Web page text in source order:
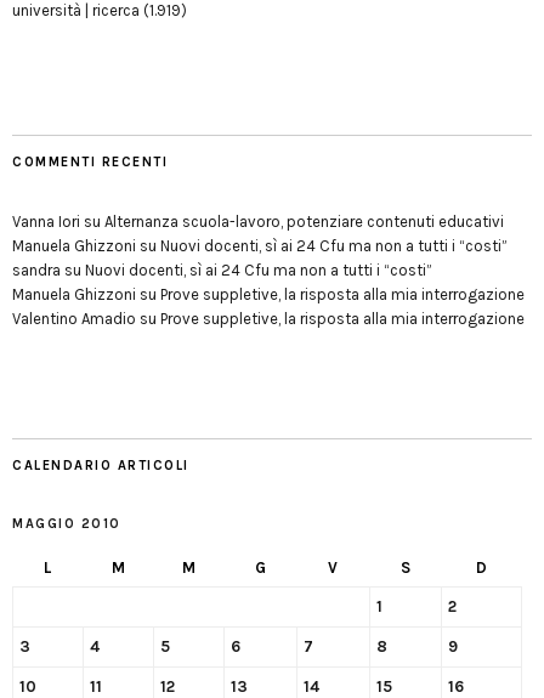
università | ricerca (1.919)
COMMENTI RECENTI
Vanna Iori su Alternanza scuola-lavoro, potenziare contenuti educativi
Manuela Ghizzoni su Nuovi docenti, sì ai 24 Cfu ma non a tutti i “costi”
sandra su Nuovi docenti, sì ai 24 Cfu ma non a tutti i “costi”
Manuela Ghizzoni su Prove suppletive, la risposta alla mia interrogazione
Valentino Amadio su Prove suppletive, la risposta alla mia interrogazione
CALENDARIO ARTICOLI
MAGGIO 2010
L M M G V S D
1 2
3 4 5 6 7 8 9
10 11 12 13 14 15 16